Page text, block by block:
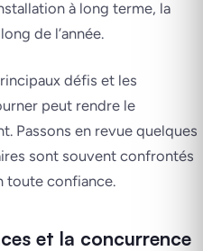
à long terme, la
de l’année.
défis et les
peut rendre le
Passons en revue quelques
sont souvent confrontés
toute confiance.
et la concurrence